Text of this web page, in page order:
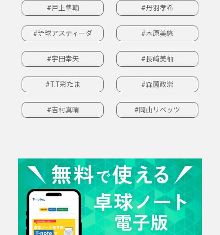
#戸上隼輔 #丹羽孝希
#琉球アスティーダ #木原美悠
#宇田幸矢 #長﨑美柚
#T.T彩たま #森薗政崇
#吉村真晴 #岡山リベッツ